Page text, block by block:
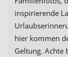
inspirierende
hier kommen
Geltung. Achte